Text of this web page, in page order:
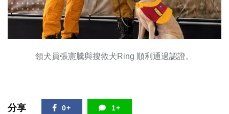
領犬員張憲騰與搜救犬Ring 順利通過認證。
分享 0+ 1+